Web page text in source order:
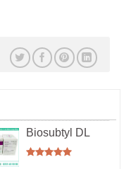
Biosubtyl DL